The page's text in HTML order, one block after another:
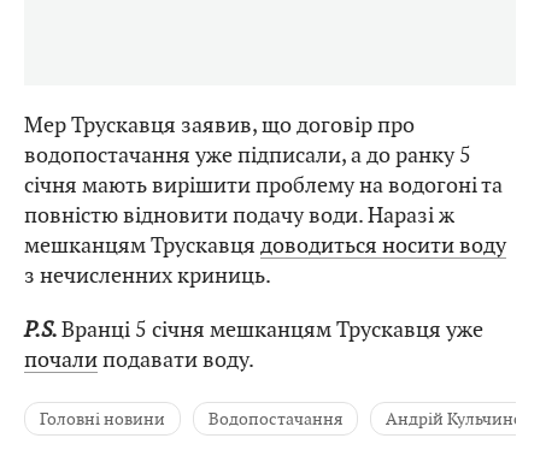
Мер Трускавця заявив, що договір про
водопостачання уже підписали, а до ранку 5
січня мають вирішити проблему на водогоні та
повністю відновити подачу води. Наразі ж
мешканцям Трускавця доводиться носити воду
з нечисленних криниць.
P.S.Вранці 5 січня мешканцям Трускавця уже
почалиподавати воду.
Головні новини Водопостачання Андрій